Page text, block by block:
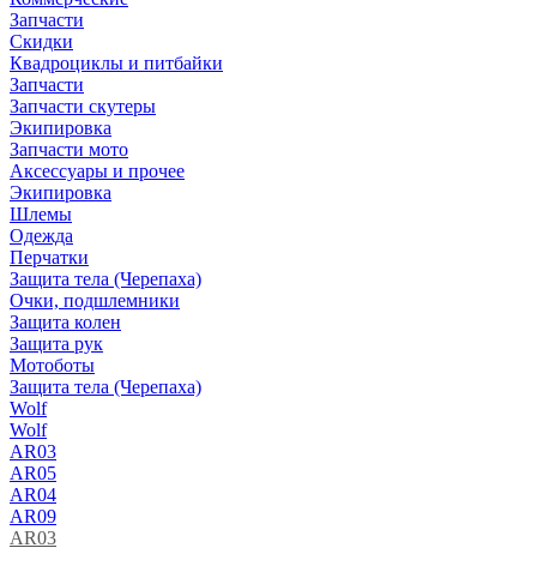
Запчасти
Скидки
Квадроциклы и питбайки
Запчасти
Запчасти скутеры
Экипировка
Запчасти мото
Аксессуары и прочее
Экипировка
Шлемы
Одежда
Перчатки
Защита тела (Черепаха)
Очки, подшлемники
Защита колен
Защита рук
Мотоботы
Защита тела (Черепаха)
Wolf
Wolf
AR03
AR05
AR04
AR09
AR03